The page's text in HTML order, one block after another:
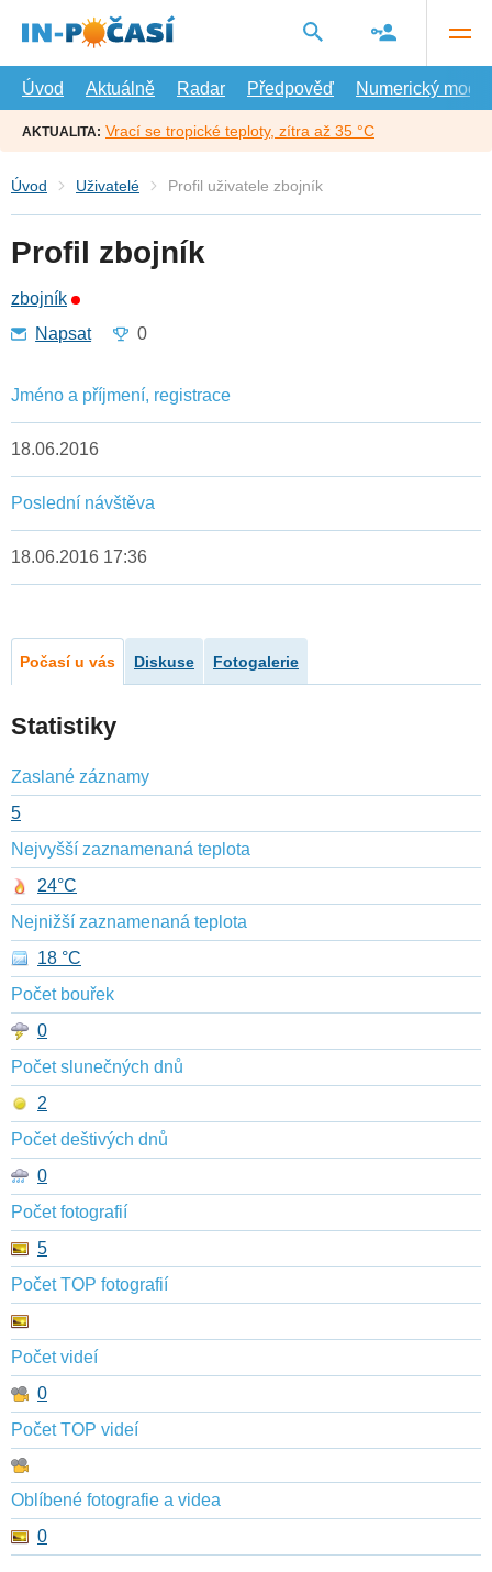
hlavní
Úvod
Aktuálně Radar Předpověď Numerický model
AKTUALITA: Vrací se tropické teploty, zítra až 35 °C
Úvod Uživatelé Profil uživatele zbojník
Profil zbojník
zbojník
Napsat
0
Jméno a příjmení, registrace
18.06.2016
Poslední návštěva
18.06.2016 17:36
Počasí u vás Diskuse Fotogalerie
Statistiky
Zaslané záznamy
5
Nejvyšší zaznamenaná teplota
24°C
Nejnižší zaznamenaná teplota
18 °C
Počet bouřek
0
Počet slunečných dnů
2
Počet deštivých dnů
0
Počet fotografií
5
Počet TOP fotografií
Počet videí
0
Počet TOP videí
Oblíbené fotografie a videa
0